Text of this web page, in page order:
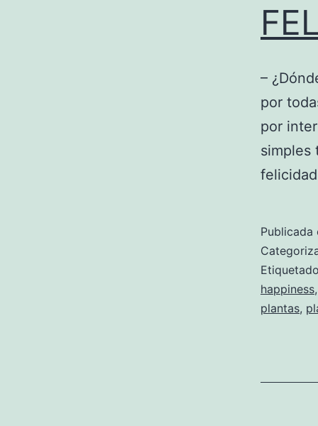
–
por
por
simples
Publicada
happiness
plantas,